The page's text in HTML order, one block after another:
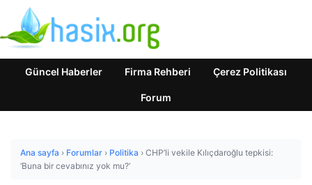
Güncel Haberler Firma Rehberi Çerez Politikası
Forum
Ana sayfa › Forumlar › Politika › CHP’li vekile Kılıçdaroğlu tepkisi:
‘Buna bir cevabınız yok mu?’